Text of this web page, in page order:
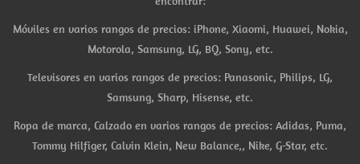
Móviles en varios rangos de precios: iPhone, Xiaomi, Huawei, Nokia,
Motorola, Samsung, LG, BQ, Sony, etc.
Televisores en varios rangos de precios: Panasonic, Philips, LG,
Samsung, Sharp, Hisense, etc.
Ropa de marca, Calzado en varios rangos de precios: Adidas, Puma,
Tommy Hilfiger, Calvin Klein, New Balance,, Nike, G-Star, etc.